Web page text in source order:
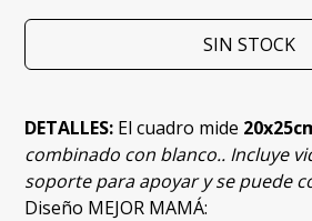
SIN STOCK
DETALLES: El cuadro mide
combinado con blanco.. Incluye
soporte para apoyar y se puede
Diseño MEJOR MAMÁ: